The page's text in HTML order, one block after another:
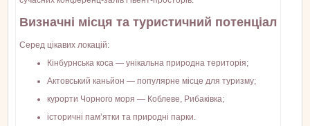
Визначні місця та туристичний потенціал
Серед цікавих локацій:
Кінбурнська коса — унікальна природна територія;
Актовський каньйон — популярне місце для туризму;
курорти Чорного моря — Коблеве, Рибаківка;
історичні пам’ятки та природні парки.